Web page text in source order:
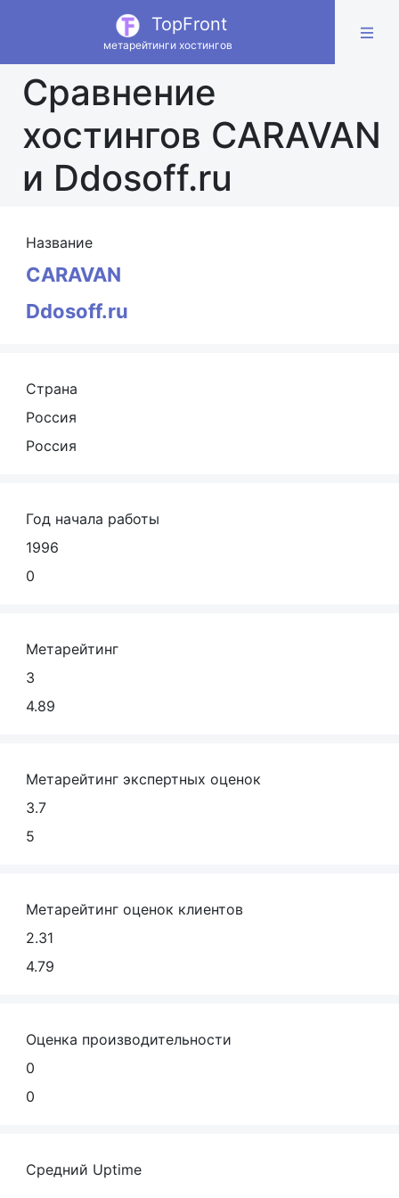
TopFront
метарейтинги хостингов
Сравнение
хостингов CARAVAN
и Ddosoff.ru
Название
CARAVAN
Ddosoff.ru
Страна
Россия
Россия
Год начала работы
1996
0
Метарейтинг
3
4.89
Метарейтинг экспертных оценок
3.7
5
Метарейтинг оценок клиентов
2.31
4.79
Оценка производительности
0
0
Средний Uptime